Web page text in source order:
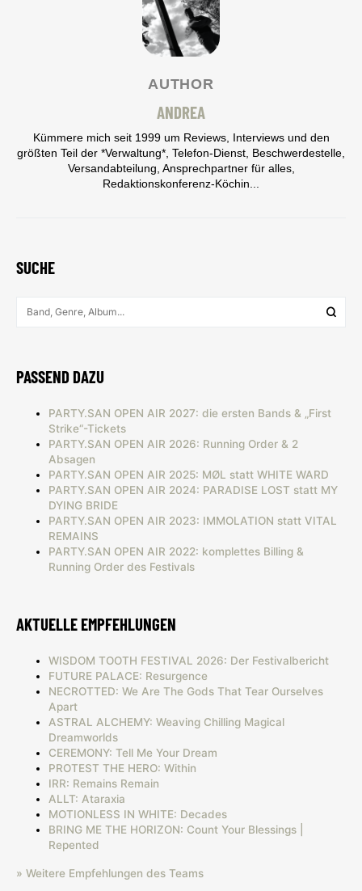
AUTHOR
ANDREA
Kümmere mich seit 1999 um Reviews, Interviews und den
größten Teil der *Verwaltung*, Telefon-Dienst, Beschwerdestelle,
Versandabteilung, Ansprechpartner für alles,
Redaktionskonferenz-Köchin...
SUCHE
PASSEND DAZU
PARTY.SAN OPEN AIR 2027: die ersten Bands & „First
Strike“-Tickets
PARTY.SAN OPEN AIR 2026: Running Order & 2
Absagen
PARTY.SAN OPEN AIR 2025: MØL statt WHITE WARD
PARTY.SAN OPEN AIR 2024: PARADISE LOST statt MY
DYING BRIDE
PARTY.SAN OPEN AIR 2023: IMMOLATION statt VITAL
REMAINS
PARTY.SAN OPEN AIR 2022: komplettes Billing &
Running Order des Festivals
AKTUELLE EMPFEHLUNGEN
WISDOM TOOTH FESTIVAL 2026: Der Festivalbericht
FUTURE PALACE: Resurgence
NECROTTED: We Are The Gods That Tear Ourselves
Apart
ASTRAL ALCHEMY: Weaving Chilling Magical
Dreamworlds
CEREMONY: Tell Me Your Dream
PROTEST THE HERO: Within
IRR: Remains Remain
ALLT: Ataraxia
MOTIONLESS IN WHITE: Decades
BRING ME THE HORIZON: Count Your Blessings |
Repented
» Weitere Empfehlungen des Teams